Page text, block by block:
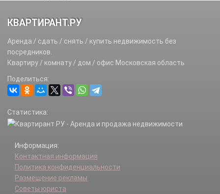
КВАРТИРАНТ.РУ
Аренда / сдать / снять / купить недвижимость без
посредников.
Квартиру / комнату / дом / офис Московская область
Поделиться:
Статистика:
Информация:
Контактная информация
Политика конфиденциальности
Размещение рекламы
Советы юриста